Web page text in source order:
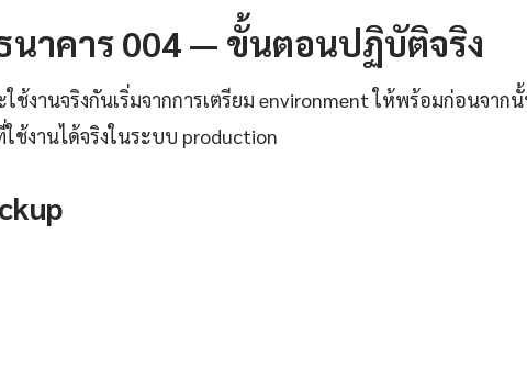
นาคาร 004 — ขั้นตอนปฏิบัติจริง
ช้งานจริงกันเริ่มจากการเตรียม environment ให้พร้อมก่อนจาก
ช้งานได้จริงในระบบ production